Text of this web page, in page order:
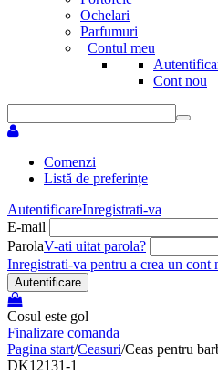
Ochelari
Parfumuri
Contul meu
Cont nou
Comenzi
Listă de preferințe
AutentificareInregistrati-va
E-mail
ParolaV-ati uitat parola?
Inregistrati-va pentru a crea un cont
Autentificare
Cosul este gol
Finalizare comanda
Pagina start/Ceasuri/Ceas pentru
DK12131-1